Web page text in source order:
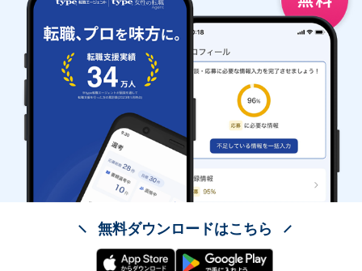
無料ダウンロードはこちら